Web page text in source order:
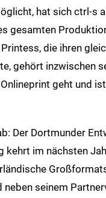
hat sich ctrl-s
gesamten
die ihren
gehört inzwischen
geht und
Der Dortmunder
kehrt im nächsten
neben seinem